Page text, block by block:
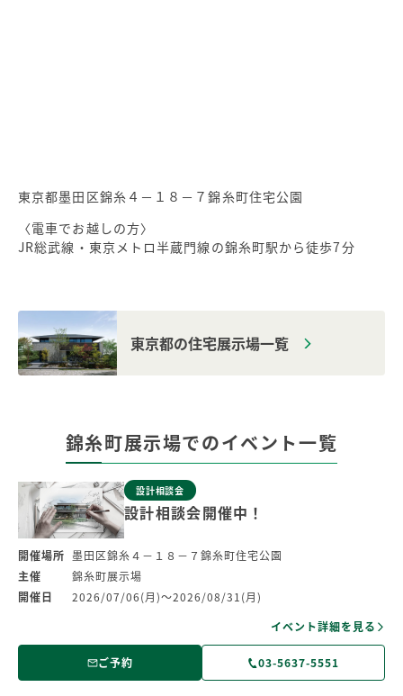
東京都墨田区錦糸４－１８－７錦糸町住宅公園
〈電車でお越しの方〉
JR総武線・東京メトロ半蔵門線の錦糸町駅から徒歩7分
東京都の住宅展示場一覧
錦糸町展示場でのイベント一覧
設計相談会
設計相談会開催中！
開催場所 墨田区錦糸４－１８－７錦糸町住宅公園
主催
錦糸町展示場
開催日
2026/07/06(月)～2026/08/31(月)
イベント詳細を見る
ご予約 03-5637-5551